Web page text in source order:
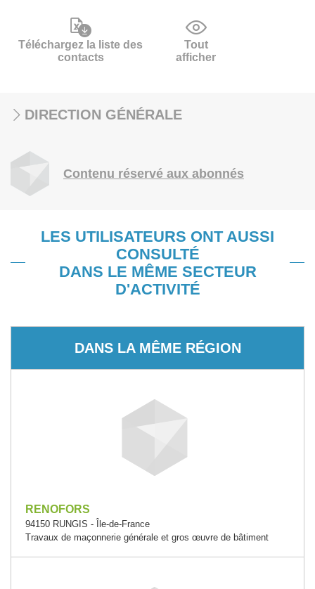
Téléchargez la liste des
contacts
Tout
afficher
DIRECTION GÉNÉRALE
Contenu réservé aux abonnés
LES UTILISATEURS ONT AUSSI
CONSULTÉ
DANS LE MÊME SECTEUR
D'ACTIVITÉ
DANS LA MÊME RÉGION
RENOFORS
94150 RUNGIS - Île-de-France
Travaux de maçonnerie générale et gros œuvre de bâtiment